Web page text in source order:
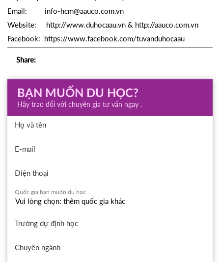
Email: info-hcm@aauco.com.vn
Website: http://www.duhocaau.vn & http://aauco.com.vn
Facebook: https://www.facebook.com/tuvanduhocaau
Share:
BẠN MUỐN DU HỌC?
Hãy trao đổi với chuyên gia tư vấn ngay .
Họ và tên
E-mail
Điện thoại
Quốc gia bạn muốn du học
Trường dự định học
Chuyên ngành